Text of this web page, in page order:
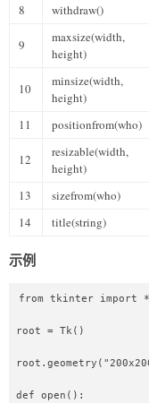
8
withdraw()
9
maxsize(width,
height)
10
minsize(width,
height)
11 positionfrom(who)
12
resizable(width,
height)
13 sizefrom(who)
14
title(string)
示例
from tkinter import
root = Tk()
def open():